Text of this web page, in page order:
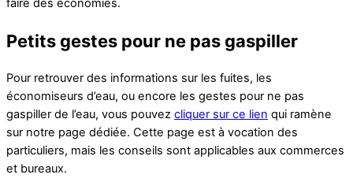
faire des économies.
Petits gestes pour ne pas gaspiller
Pour retrouver des informations sur les fuites, les
économiseurs d’eau, ou encore les gestes pour ne pas
gaspiller de l’eau, vous pouvez cliquer sur ce lien qui ramène
sur notre page dédiée. Cette page est à vocation des
particuliers, mais les conseils sont applicables aux commerces
et bureaux.